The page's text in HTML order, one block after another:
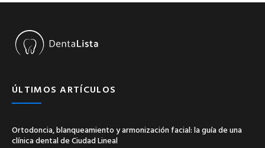
ÚLTIMOS ARTÍCULOS
Ortodoncia, blanqueamiento y armonización facial: la guía de una
clínica dental de Ciudad Lineal